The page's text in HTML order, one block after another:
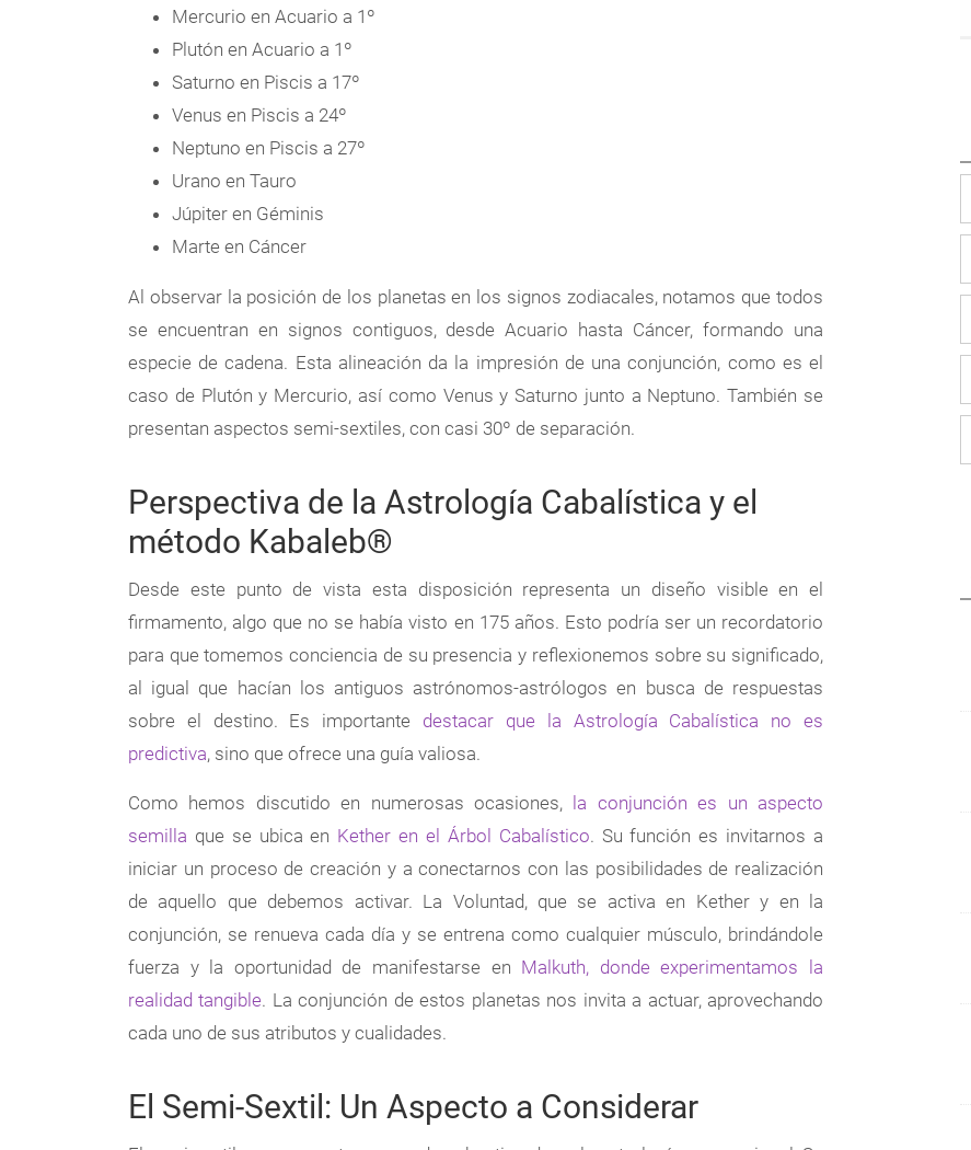
Mercurio en Acuario a 1º
Plutón en Acuario a 1º
Saturno en Piscis a 17º
Venus en Piscis a 24º
Neptuno en Piscis a 27º
Urano en Tauro
Júpiter en Géminis
Marte en Cáncer
Al observar la posición de los planetas en los signos zodiacales, notamos que todos
se encuentran en signos contiguos, desde Acuario hasta Cáncer, formando una
especie de cadena. Esta alineación da la impresión de una conjunción, como es el
caso de Plutón y Mercurio, así como Venus y Saturno junto a Neptuno. También se
presentan aspectos semi-sextiles, con casi 30º de separación.
Perspectiva de la Astrología Cabalística y el
método Kabaleb®
Desde este punto de vista esta disposición representa un diseño visible en el
firmamento, algo que no se había visto en 175 años. Esto podría ser un recordatorio
para que tomemos conciencia de su presencia y reflexionemos sobre su significado,
al igual que hacían los antiguos astrónomos-astrólogos en busca de respuestas
sobre el destino. Es importante destacar que la Astrología Cabalística no es
predictiva, sino que ofrece una guía valiosa.
Como hemos discutido en numerosas ocasiones, la conjunción es un aspecto
semilla que se ubica en Kether en el Árbol Cabalístico. Su función es invitarnos a
iniciar un proceso de creación y a conectarnos con las posibilidades de realización
de aquello que debemos activar. La Voluntad, que se activa en Kether y en la
conjunción, se renueva cada día y se entrena como cualquier músculo, brindándole
fuerza y la oportunidad de manifestarse en Malkuth, donde experimentamos la
realidad tangible. La conjunción de estos planetas nos invita a actuar, aprovechando
cada uno de sus atributos y cualidades.
El Semi-Sextil: Un Aspecto a Considerar